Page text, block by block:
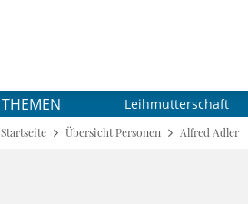
THEMEN Leihmutterschaft
Startseite Übersicht Personen Alfred Adler